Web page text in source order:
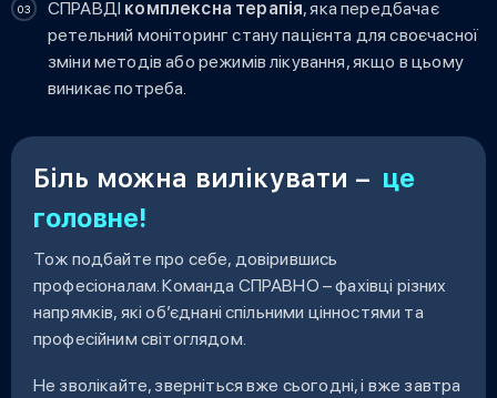
СПРАВДІ комплексна терапія, яка передбачає
ретельний моніторинг стану пацієнта для своєчасної
зміни методів або режимів лікування, якщо в цьому
виникає потреба.
Біль можна вилікувати – це
головне!
Тож подбайте про себе, довірившись
професіоналам. Команда СПРАВНО – фахівці різних
напрямків, які об’єднані спільними цінностями та
професійним світоглядом.
Не зволікайте, зверніться вже сьогодні, і вже завтра